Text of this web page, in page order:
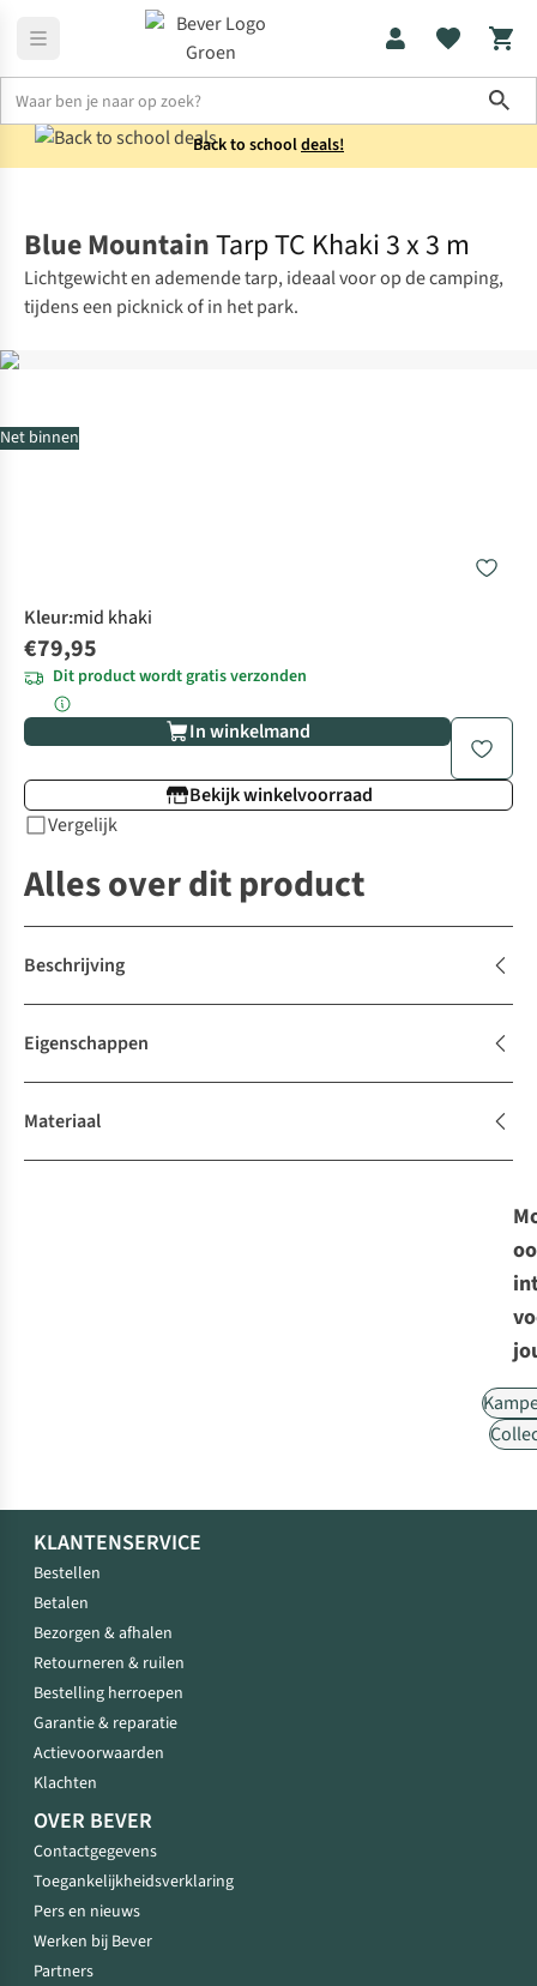
Back to schooldeals!
Net binnen
Blue MountainTarp TC Khaki 3 x 3 m
Lichtgewicht en ademende tarp, ideaal voor op de camping,
tijdens een picknick of in het park.
Kleur:mid khaki
€79,95
Dit product wordt gratis verzonden
In winkelmand
Bekijk winkelvoorraad
Vergelijk
Alles over dit product
Beschrijving
Eigenschappen
Materiaal
KLANTENSERVICE
Bestellen
Betalen
Bezorgen & afhalen
Retourneren & ruilen
Bestelling herroepen
Garantie & reparatie
Actievoorwaarden
Klachten
OVER BEVER
Contactgegevens
Toegankelijkheidsverklaring
Pers en nieuws
Werken bij Bever
Partners